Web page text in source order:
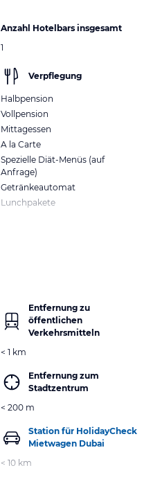
Anzahl Hotelbars insgesamt
1
Verpflegung
Halbpension
Vollpension
Mittagessen
A la Carte
Spezielle Diät-Menüs (auf
Anfrage)
Getränkeautomat
Lunchpakete
Entfernung zu
öffentlichen
Verkehrsmitteln
< 1 km
Entfernung zum
Stadtzentrum
< 200 m
Station für HolidayCheck
Mietwagen Dubai
< 10 km